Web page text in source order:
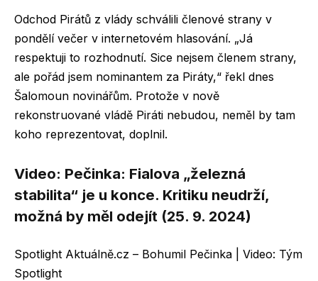
Odchod Pirátů z vlády schválili členové strany v
pondělí večer v internetovém hlasování. „Já
respektuji to rozhodnutí. Sice nejsem členem strany,
ale pořád jsem nominantem za Piráty,“ řekl dnes
Šalomoun novinářům. Protože v nově
rekonstruované vládě Piráti nebudou, neměl by tam
koho reprezentovat, doplnil.
Video: Pečinka: Fialova „železná
stabilita“ je u konce. Kritiku neudrží,
možná by měl odejít (25. 9. 2024)
Spotlight Aktuálně.cz – Bohumil Pečinka | Video: Tým
Spotlight